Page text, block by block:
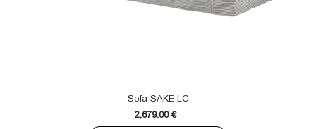
Sofa SAKE LC
2,679.00 €